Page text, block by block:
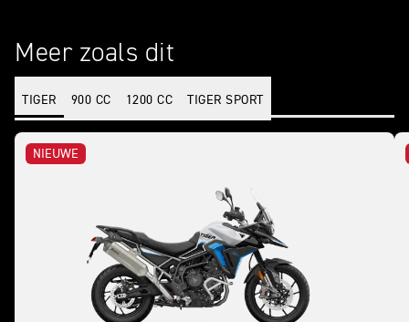
Meer zoals dit
TIGER 900 CC 1200 CC TIGER SPORT
NIEUWE